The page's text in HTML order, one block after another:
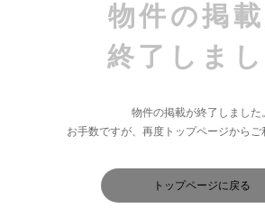
物件の掲
終了しまし
物件の掲載が終了しました。
お手数ですが、再度トップページからご
トップページに戻る